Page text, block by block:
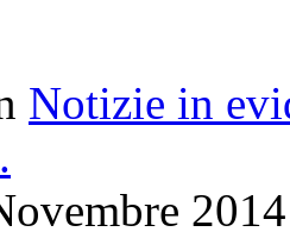
Notizie in